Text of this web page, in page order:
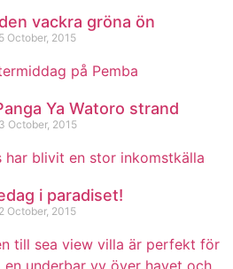
vackra gröna ön
October, 2015
Ya Watoro strand
October, 2015
i paradiset!
October, 2015